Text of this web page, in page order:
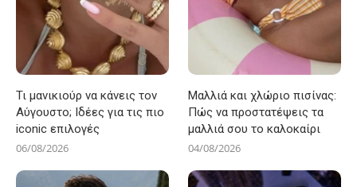
Τι μανικιούρ να κάνεις τον
Αύγουστο; Ιδέες για τις πιο
iconic επιλογές
06/08/2026
Μαλλιά και χλώριο πισίνας:
Πώς να προστατέψεις τα
μαλλιά σου το καλοκαίρι
04/08/2026